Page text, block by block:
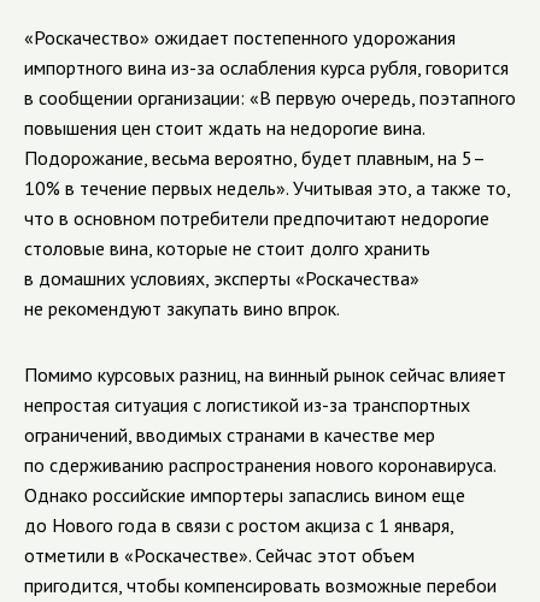
«Роскачество» ожидает постепенного удорожания
импортного вина из-за ослабления курса рубля, говорится
в сообщении организации: «В первую очередь, поэтапного
повышения цен стоит ждать на недорогие вина.
Подорожание, весьма вероятно, будет плавным, на 5–
10% в течение первых недель». Учитывая это, а также то,
что в основном потребители предпочитают недорогие
столовые вина, которые не стоит долго хранить
в домашних условиях, эксперты «Роскачества»
не рекомендуют закупать вино впрок.
Помимо курсовых разниц, на винный рынок сейчас влияет
непростая ситуация с логистикой из-за транспортных
ограничений, вводимых странами в качестве мер
по сдерживанию распространения нового коронавируса.
Однако российские импортеры запаслись вином еще
до Нового года в связи с ростом акциза с 1 января,
отметили в «Роскачестве». Сейчас этот объем
пригодится, чтобы компенсировать возможные перебои